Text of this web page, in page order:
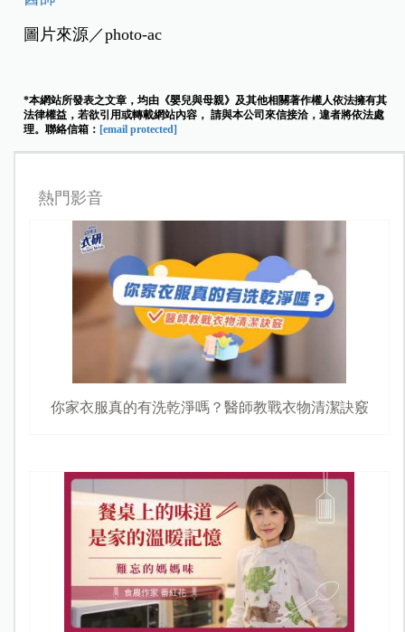
圖片來源／photo-ac
*本網站所發表之文章，均由《嬰兒與母親》及其他相關著作權人依法擁有其
法律權益，若欲引用或轉載網站內容， 請與本公司來信接洽，違者將依法處
理。聯絡信箱： [email protected]
熱門影音
你家衣服真的有洗乾淨嗎？醫師教戰衣物清潔訣竅